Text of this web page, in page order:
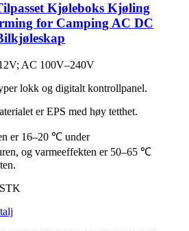
Kjøleboks Kjøling
for Camping AC DC
AC 100V–240V
lokk og digitalt kontrollpanel.
er EPS med høy tetthet.
er 16–20 ℃ under
og varmeeffekten er 50–65 ℃